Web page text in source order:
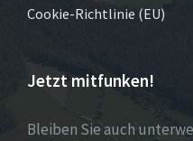
Cookie-Richtlinie (EU)
Jetzt mitfunken!
Bleiben Sie auch